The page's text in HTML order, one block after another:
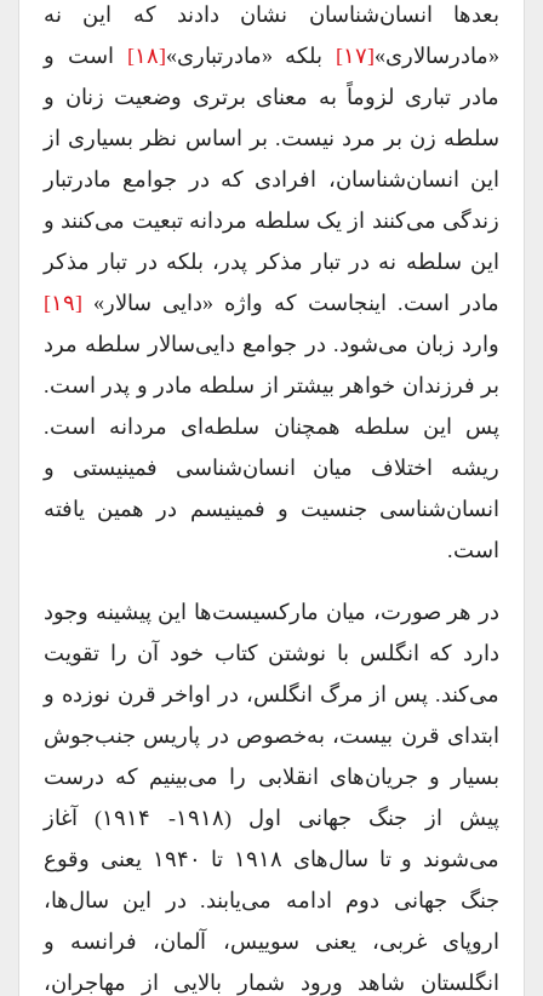
بعدها انسان‌شناسان نشان دادند که این نه
«مادرسالاری»[۱۷] بلکه «مادرتباری»[۱۸]
است و
مادر تباری لزوماً به معنای برتری وضعیت زنان و
سلطه زن بر مرد نیست. بر اساس نظر بسیاری از
این انسان‌شناسان، افرادی که در جوامع مادر‌تبار
زندگی می‌کنند از یک سلطه مردانه تبعیت می‌کنند و
این سلطه نه در تبار مذکر پدر، بلکه در تبار مذکر
مادر است. اینجاست که واژه «دایی سالار»[۱۹]
وارد زبان می‌شود. در جوامع دایی‌سالار سلطه مرد
بر فرزندان خواهر بیشتر از سلطه مادر و پدر است.
پس این سلطه همچنان سلطه‌ای مردانه است.
ریشه اختلاف میان انسان‌شناسی فمینیستی و
انسان‌شناسی جنسیت و فمینیسم در همین یافته
است.
در هر صورت، میان مارکسیست‌ها این پیشینه وجود
دارد که انگلس با نوشتن کتاب خود آن را تقویت
می‌کند. پس از مرگ انگلس، در اواخر قرن نوزده و
ابتدای قرن بیست، به‌خصوص در پاریس جنب‌جوش
بسیار و جریان‌های انقلابی را می‌بینیم که درست
پیش از جنگ جهانی اول (۱۹۱۸- ۱۹۱۴) آغاز
می‌شوند و تا سال‌های ۱۹۱۸ تا ۱۹۴۰ یعنی وقوع
جنگ جهانی دوم ادامه می‌یابند. در این سال‌ها،
اروپای غربی، یعنی سوییس، آلمان، فرانسه و
انگلستان شاهد ورود شمار بالایی از مهاجران،